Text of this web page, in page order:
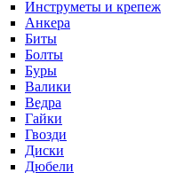
Инструметы и крепеж
Анкера
Биты
Болты
Буры
Валики
Ведра
Гайки
Гвозди
Диски
Дюбели